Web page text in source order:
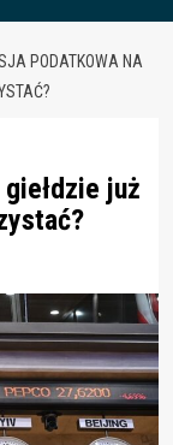
PODATKOWA NA
już